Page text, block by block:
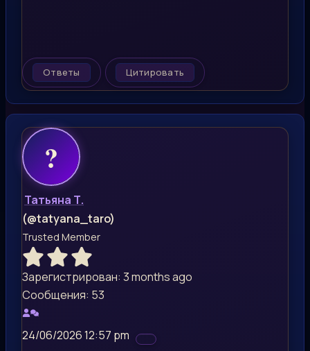
Ответы Цитировать
Татьяна Т.
(@tatyana_taro)
Trusted Member
Зарегистрирован: 3 months ago
Сообщения: 53
24/06/2026 12:57 pm